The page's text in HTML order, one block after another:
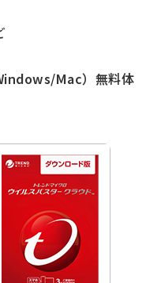
Mac）無料体